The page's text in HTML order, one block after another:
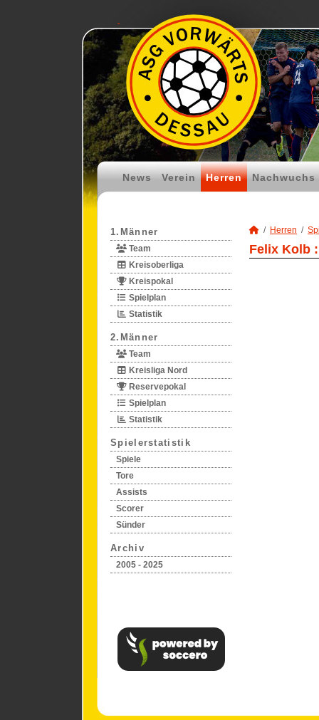
News Verein Herren Nachwuchs
1.Männer
Team
Kreisoberliga
Kreispokal
Spielplan
Statistik
2.Männer
Team
Kreisliga Nord
Reservepokal
Spielplan
Statistik
Spielerstatistik
Spiele
Tore
Assists
Scorer
Sünder
Archiv
2005 - 2025
Herren
Felix Kolb